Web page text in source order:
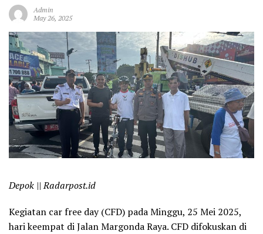
Admin
May 26, 2025
Depok || Radarpost.id
Kegiatan car free day (CFD) pada Minggu, 25 Mei 2025,
hari keempat di Jalan Margonda Raya. CFD difokuskan di